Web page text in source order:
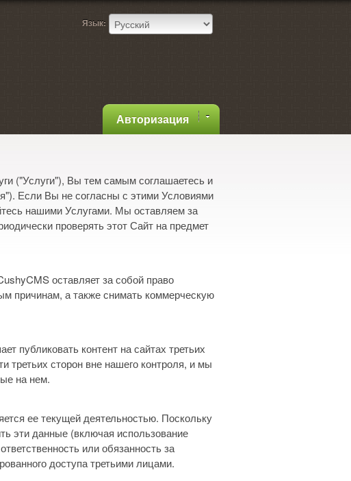
Язык:
Авторизация
("Услуги"), Вы тем самым соглашаетесь и
Если Вы не согласны с этими Условиями
нашими Услугами. Мы оставляем за
проверять этот Сайт на предмет
оставляет за собой право
причинам, а также снимать коммерческую
публиковать контент на сайтах третьих
третьих сторон вне нашего контроля, и мы
на нем.
ее текущей деятельностью. Поскольку
эти данные (включая использование
или обязанность за
доступа третьими лицами.